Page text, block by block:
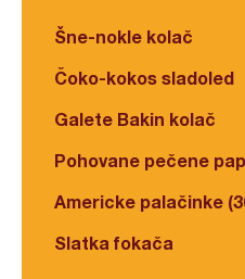
Šne-nokle kolač
Čoko-kokos sladoled
Galete Bakin kolač
Pohovane pečene
Americke palačinke
Slatka fokača